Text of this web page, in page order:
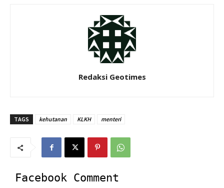
Redaksi Geotimes
TAGS kehutanan KLKH menteri
Facebook Comment